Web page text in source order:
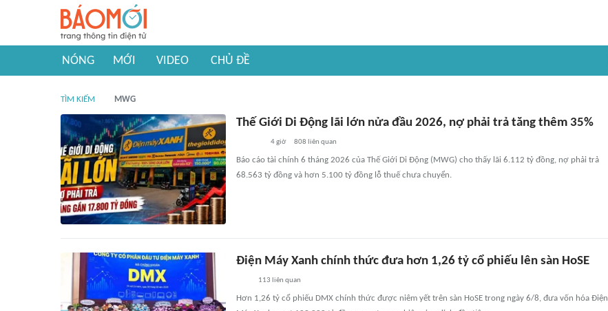
NÓNG MỚI VIDEO CHỦ ĐỀ
TÌM KIẾM MWG
Thế Giới Di Động lãi lớn nửa đầu 2026, nợ phải trả tăng thêm 35%
4 giờ 808 liên quan
Báo cáo tài chính 6 tháng 2026 của Thế Giới Di Động (MWG) cho thấy lãi 6.112 tỷ đồng, nợ phải trả
68.563 tỷ đồng và hơn 5.100 tỷ đồng lỗ thuế chưa chuyển.
Điện Máy Xanh chính thức đưa hơn 1,26 tỷ cổ phiếu lên sàn HoSE
113 liên quan
Hơn 1,26 tỷ cổ phiếu DMX chính thức được niêm yết trên sàn HoSE trong ngày 6/8, đưa vốn hóa Điện